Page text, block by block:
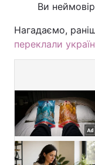
Ви
Нагадаємо,
переклали